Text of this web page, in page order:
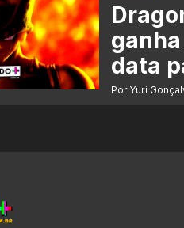
data
Por Yuri